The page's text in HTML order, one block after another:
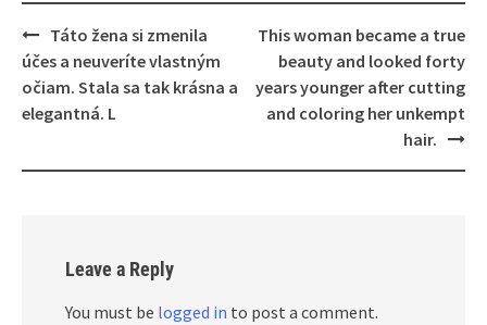
Post
navigation
Táto žena si zmenila
účes a neuveríte vlastným
očiam. Stala sa tak krásna a
elegantná. L
This woman became a true
beauty and looked forty
years younger after cutting
and coloring her unkempt
hair.
Leave a Reply
You must be logged in to post a comment.